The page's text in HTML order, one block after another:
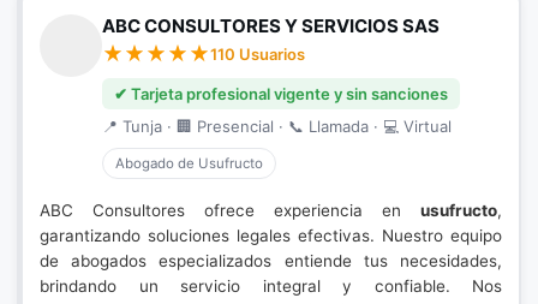
ABC CONSULTORES Y SERVICIOS SAS
110 Usuarios
✔ Tarjeta profesional vigente y sin sanciones
📍 Tunja · 🏢 Presencial · 📞 Llamada · 💻 Virtual
Abogado de Usufructo
ABC Consultores ofrece experiencia en usufructo,
garantizando soluciones legales efectivas. Nuestro equipo
de abogados especializados entiende tus necesidades,
brindando un servicio integral y confiable. Nos